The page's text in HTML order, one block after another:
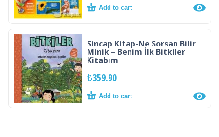
Add to cart
Sincap Kitap-Ne Sorsan Bilir
Minik – Benim İlk Bitkiler
Kitabım
₺359.90
Add to cart